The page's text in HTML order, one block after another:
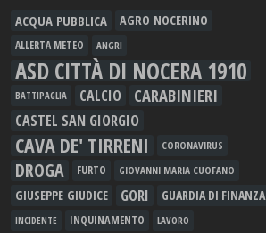
ACQUA PUBBLICA AGRO NOCERINO
ALLERTA METEO ANGRI
ASD CITTÀ DI NOCERA 1910
BATTIPAGLIA CALCIO CARABINIERI
CASTEL SAN GIORGIO
CAVA DE' TIRRENI CORONAVIRUS
DROGA FURTO GIOVANNI MARIA CUOFANO
GIUSEPPE GIUDICE GORI GUARDIA DI FINANZA
INCIDENTE INQUINAMENTO LAVORO